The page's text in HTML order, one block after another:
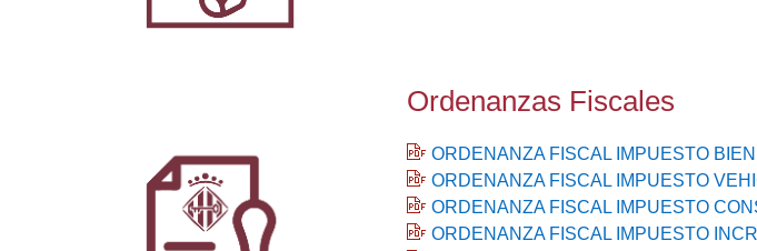
Ordenanzas Fiscales
ORDENANZA FISCAL IMPUESTO
ORDENANZA FISCAL IMPUESTO
ORDENANZA FISCAL IMPUESTO
ORDENANZA FISCAL IMPUESTO